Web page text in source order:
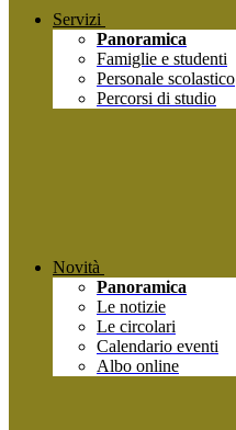
Servizi
Panoramica
Famiglie e studenti
Personale scolastico
Percorsi di studio
Novità
Panoramica
Le notizie
Le circolari
Calendario eventi
Albo online